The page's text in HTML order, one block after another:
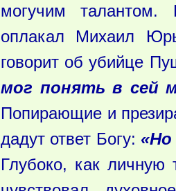
могучим талантом.
оплакал Михаил
говорит об убийце
мог понять в сей
Попирающие и
дадут ответ Богу: «Но
Глубоко, как личную